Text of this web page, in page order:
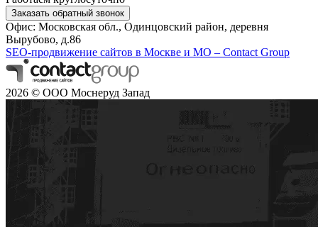
Заказать обратный звонок
Офис: Московская обл., Одинцовский район, деревня
Вырубово, д.86
SEO-продвижение сайтов в Москве и МО – Contact Group
2026 © ООО Моснеруд Запад